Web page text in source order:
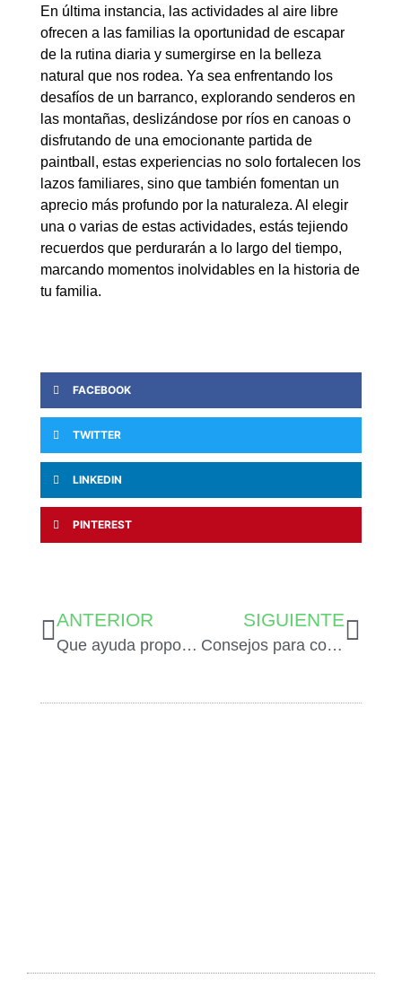
En última instancia, las actividades al aire libre
ofrecen a las familias la oportunidad de escapar
de la rutina diaria y sumergirse en la belleza
natural que nos rodea. Ya sea enfrentando los
desafíos de un barranco, explorando senderos en
las montañas, deslizándose por ríos en canoas o
disfrutando de una emocionante partida de
paintball, estas experiencias no solo fortalecen los
lazos familiares, sino que también fomentan un
aprecio más profundo por la naturaleza. Al elegir
una o varias de estas actividades, estás tejiendo
recuerdos que perdurarán a lo largo del tiempo,
marcando momentos inolvidables en la historia de
tu familia.
FACEBOOK
TWITTER
LINKEDIN
PINTEREST
ANTERIOR
Que ayuda proporciona un abogado en las herencias
SIGUIENTE
Consejos para comprar una caravana